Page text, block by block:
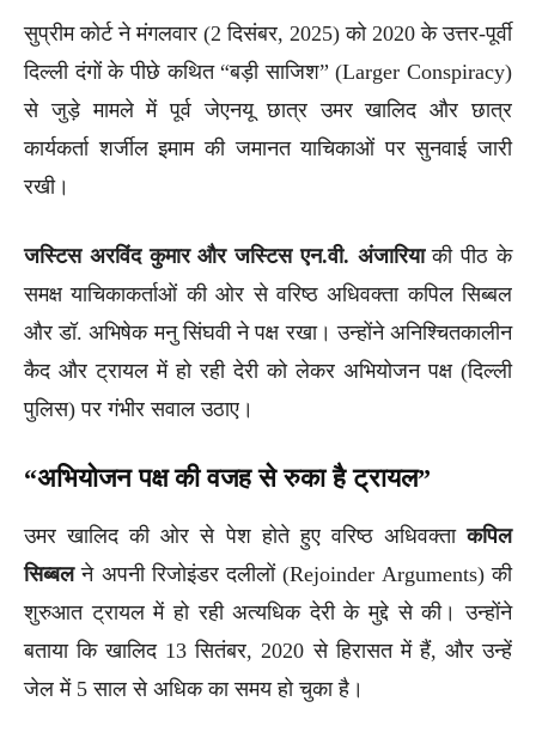
सुप्रीम कोर्ट ने मंगलवार (2 दिसंबर, 2025) को 2020 के उत्तर-पूर्वी
दिल्ली दंगों के पीछे कथित “बड़ी साजिश” (Larger Conspiracy)
से जुड़े मामले में पूर्व जेएनयू छात्र उमर खालिद और छात्र
कार्यकर्ता शर्जील इमाम की जमानत याचिकाओं पर सुनवाई जारी
रखी।
जस्टिस अरविंद कुमार और जस्टिस एन.वी. अंजारियाकी पीठ के
समक्ष याचिकाकर्ताओं की ओर से वरिष्ठ अधिवक्ता कपिल सिब्बल
और डॉ. अभिषेक मनु सिंघवी ने पक्ष रखा। उन्होंने अनिश्चितकालीन
कैद और ट्रायल में हो रही देरी को लेकर अभियोजन पक्ष (दिल्ली
पुलिस) पर गंभीर सवाल उठाए।
“अभियोजन पक्ष की वजह से रुका है ट्रायल”
उमर खालिद की ओर से पेश होते हुए वरिष्ठ अधिवक्ताकपिल
सिब्बलने अपनी रिजोइंडर दलीलों (Rejoinder Arguments) की
शुरुआत ट्रायल में हो रही अत्यधिक देरी के मुद्दे से की। उन्होंने
बताया कि खालिद 13 सितंबर, 2020 से हिरासत में हैं, और उन्हें
जेल में 5 साल से अधिक का समय हो चुका है।